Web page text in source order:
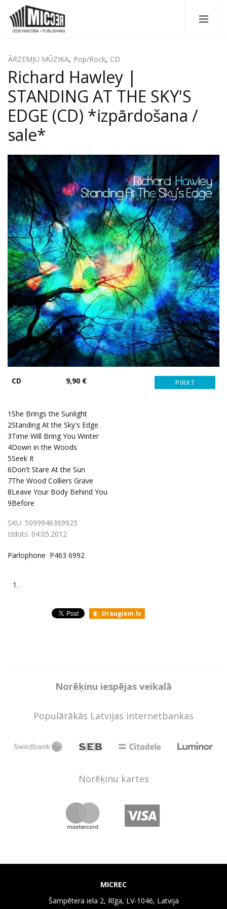
ĀRZEMJU MŪZIKA, Pop/Rock, CD
Richard Hawley |
STANDING AT THE SKY'S
EDGE (CD) *izpārdošana /
sale*
CD 9,90 €
1She Brings the Sunlight
2Standing At the Sky's Edge
3Time Will Bring You Winter
4Down in the Woods
5Seek It
6Don't Stare At the Sun
7The Wood Colliers Grave
8Leave Your Body Behind You
9Before
SKU: 5099946369925
Izdots: 04.05.2012
Parlophone P463 6992
1.
Draugiem.lv
Norēķinu iespējas veikalā
Populārākās Latvijas internetbankas
Norēķinu kartes
MICREC
Šampētera iela 2, Rīga, LV-1046, Latvija